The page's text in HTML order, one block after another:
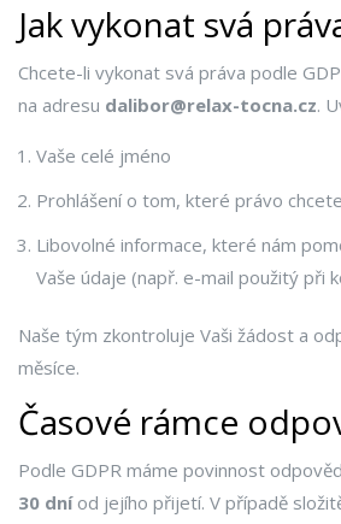
Jak vykonat svá
Chcete-li vykonat svá práva podle
na adresu dalibor@relax-tocna.cz.
Vaše celé jméno
Prohlášení o tom, které právo
Libovolné informace, které nám
Vaše údaje (např. e-mail použitý při
Naše tým zkontroluje Vaši žádost a
měsíce.
Časové rámce
Podle GDPR máme povinnost
30 dníod jejího přijetí. V případě